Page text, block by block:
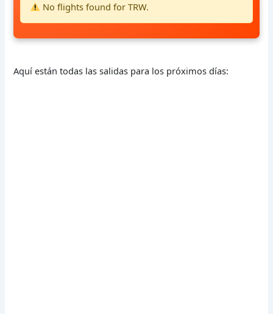
No flights found for TRW.
Aquí están todas las salidas para los próximos días: